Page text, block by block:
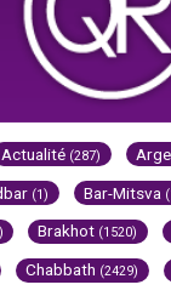
Actualité (287)
(1) Bar-Mitsva
Brakhot (1520)
Chabbath (2429)